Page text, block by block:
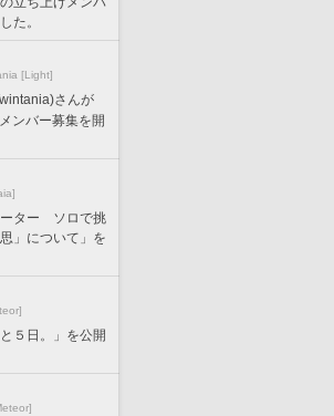
た。
[Light]
さんが
ンバー募集を開
ーター ソロで挑
」について」を
５日。」を公開